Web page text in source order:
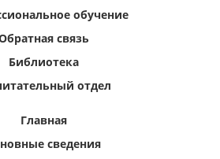
обучение
связь
Библиотека
отдел
Главная
сведения